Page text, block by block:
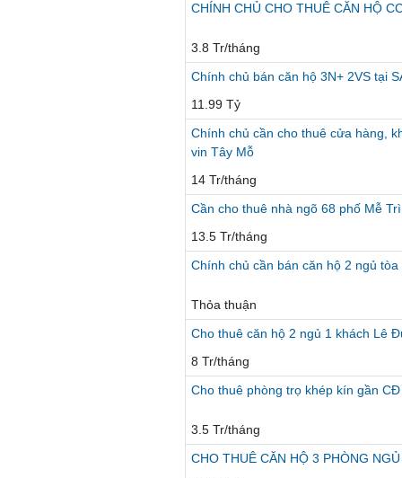
CHÍNH CHỦ CHO THUÊ CĂN HỘ
3.8 Tr/tháng
Chính chủ bán căn hộ 3N+ 2VS tại
11.99 Tỷ
Chính chủ cần cho thuê cửa hàng,
vin Tây Mỗ
14 Tr/tháng
Cần cho thuê nhà ngõ 68 phố Mễ
13.5 Tr/tháng
Chính chủ cần bán căn hộ 2 ngủ
Thỏa thuận
Cho thuê căn hộ 2 ngủ 1 khách Lê
8 Tr/tháng
Cho thuê phòng trọ khép kín gần
3.5 Tr/tháng
CHO THUÊ CĂN HỘ 3 PHÒNG